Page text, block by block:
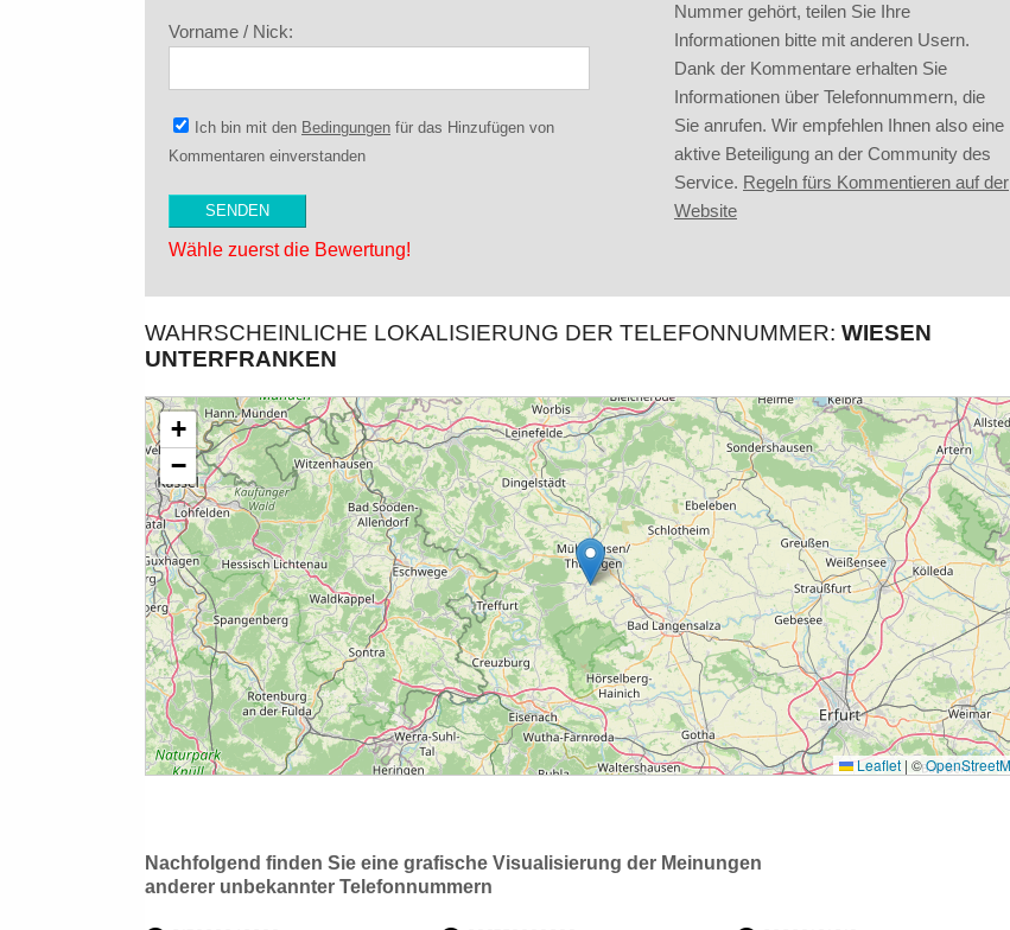
Vorname / Nick:
Ich bin mit den Bedingungen für das Hinzufügen von
Kommentaren einverstanden
Wähle zuerst die Bewertung!
Nummer gehört, teilen Sie Ihre
Informationen bitte mit anderen Usern.
Dank der Kommentare erhalten Sie
Informationen über Telefonnummern, die
Sie anrufen. Wir empfehlen Ihnen also eine
aktive Beteiligung an der Community des
Service. Regeln fürs Kommentieren auf der
Website
WAHRSCHEINLICHE LOKALISIERUNG DER TELEFONNUMMER: WIESEN
UNTERFRANKEN
Nachfolgend finden Sie eine grafische Visualisierung der Meinungen
anderer unbekannter Telefonnummern